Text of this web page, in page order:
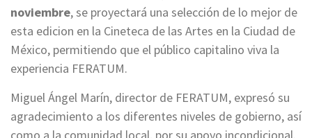
noviembre, se proyectará una selección de lo mejor de
esta edicion en la Cineteca de las Artes en la Ciudad de
México, permitiendo que el público capitalino viva la
experiencia FERATUM.
Miguel Ángel Marín, director de FERATUM, expresó su
agradecimiento a los diferentes niveles de gobierno, así